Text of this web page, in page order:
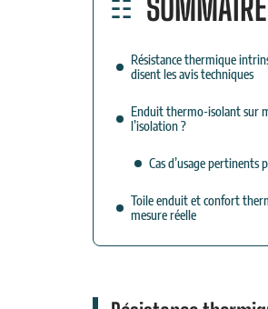
Résistance thermique
disent les avis techniques
Enduit thermo-isolant sur
l’isolation ?
Cas d’usage
Toile enduit et confort
mesure réelle